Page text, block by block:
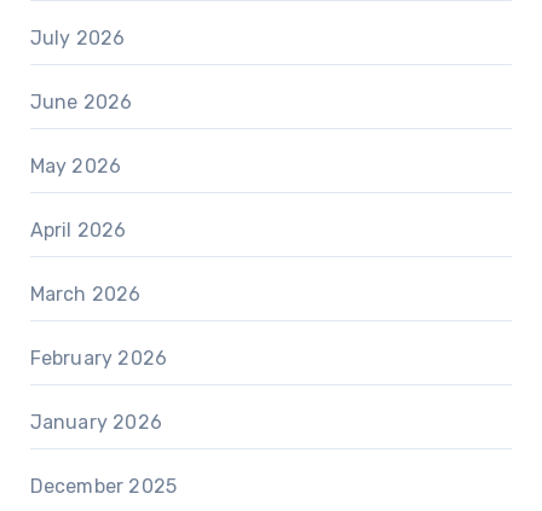
July 2026
June 2026
May 2026
April 2026
March 2026
February 2026
January 2026
December 2025